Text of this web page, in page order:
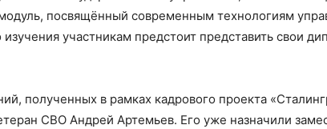
посвящённый современным технологиям
участникам предстоит представить свои
полученных в рамках кадрового проекта
СВО Андрей Артемьев. Его уже назначили